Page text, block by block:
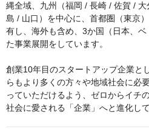
縄全域、九州（福岡 / 長崎 / 佐賀 /
島 / 山口）を中心に、首都圏（東京
有し、海外も含め、3か国（日本、
た事業展開をしています。
創業10年目のスタートアップ企業と
らもより多くの方々や地域社会に必
っていただけるよう、ゼロからイチ
社会に愛される「企業」へと進化して